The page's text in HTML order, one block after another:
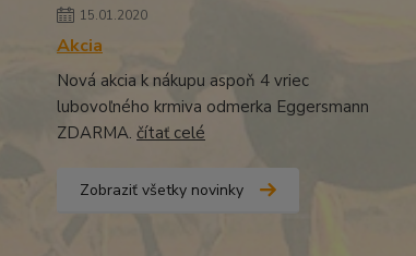
15.01.2020
Akcia
Nová akcia k nákupu aspoň 4 vriec
lubovoľného krmiva odmerka Eggersmann
ZDARMA. čítať celé
Zobraziť všetky novinky